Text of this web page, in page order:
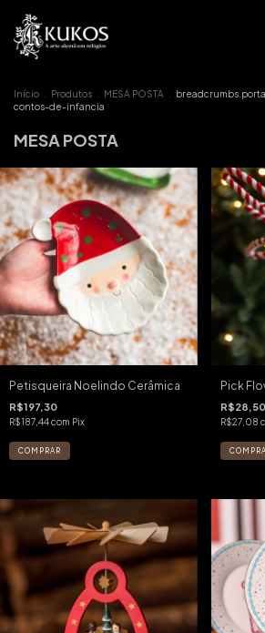
Início Produtos MESA POSTA
contos-de-infancia
MESA POSTA
Petisqueira Noelindo Cerâmica
R$197,30
R$187,44com Pix
Pick
R$28,50
R$27,08